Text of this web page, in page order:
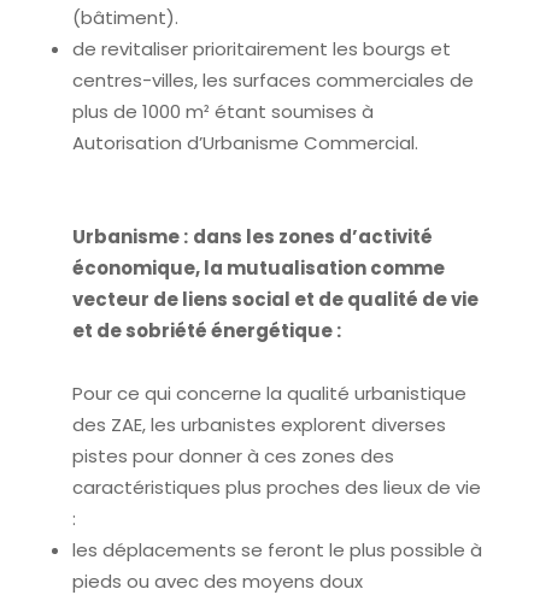
(bâtiment).
de revitaliser prioritairement les bourgs et
centres-villes, les surfaces commerciales de
plus de 1000 m² étant soumises à
Autorisation d’Urbanisme Commercial.
Urbanisme : dans les zones d’activité
économique, la mutualisation comme
vecteur de liens social et de qualité de vie
et de sobriété énergétique :
Pour ce qui concerne la qualité urbanistique
des ZAE, les urbanistes explorent diverses
pistes pour donner à ces zones des
caractéristiques plus proches des lieux de vie
:
les déplacements se feront le plus possible à
pieds ou avec des moyens doux